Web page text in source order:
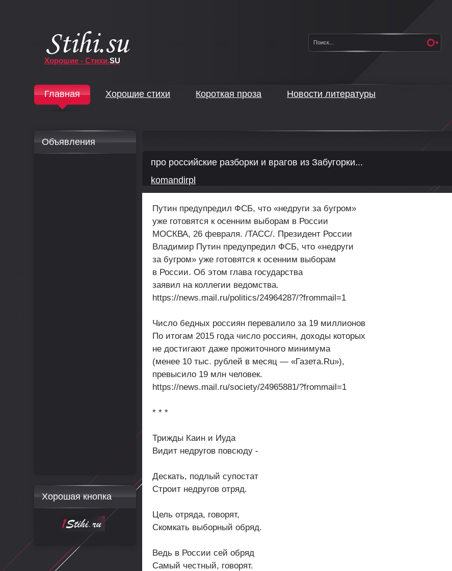
Хорошие - Стихи.SU
Главная Хорошие стихи Короткая проза Новости литературы
про российские разборки и врагов из Забугорки...
komandirpl
Путин предупредил ФСБ, что «недруги за бугром»
уже готовятся к осенним выборам в России
МОСКВА, 26 февраля. /ТАСС/. Президент России
Владимир Путин предупредил ФСБ, что «недруги
за бугром» уже готовятся к осенним выборам
в России. Об этом глава государства
заявил на коллегии ведомства.
https://news.mail.ru/politics/24964287/?frommail=1
Число бедных россиян перевалило за 19 миллионов
По итогам 2015 года число россиян, доходы которых
не достигают даже прожиточного минимума
(менее 10 тыс. рублей в месяц — «Газета.Ru»),
превысило 19 млн человек.
https://news.mail.ru/society/24965881/?frommail=1
* * *
Трижды Каин и Иуда
Видит недругов повсюду -
Дескать, подлый супостат
Строит недругов отряд.
Цель отряда, говорят,
Скомкать выборный обряд.
Ведь в России сей обряд
Самый честный, говорят.
Объявления
Хорошая кнопка